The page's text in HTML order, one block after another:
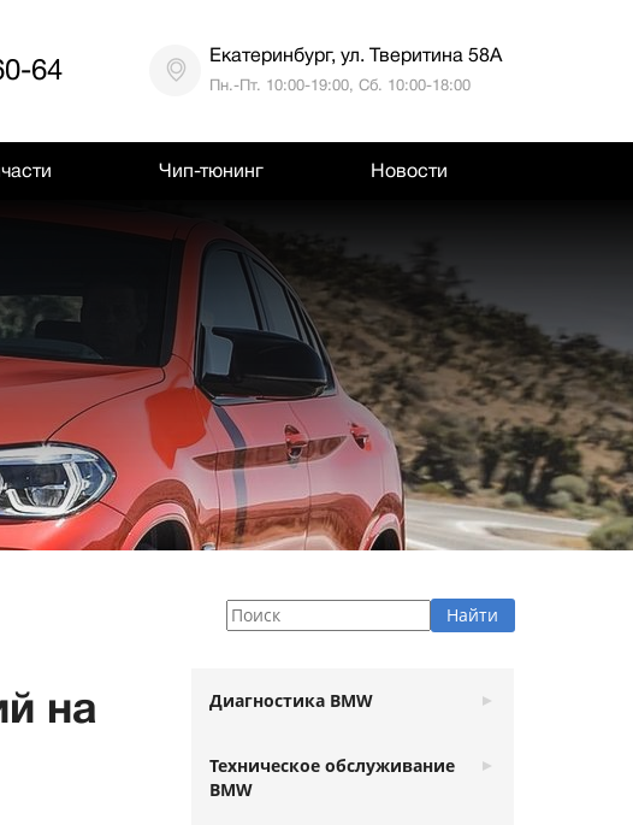
64 Екатеринбург, ул. Тверитина 58А
Пн.-Пт. 10:00-19:00, Сб. 10:00-18:00
Чип-тюнинг Новости
на
Диагностика BMW
Техническое обслуживание
BMW